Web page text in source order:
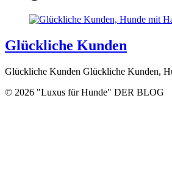
Glückliche Kunden
Glückliche Kunden Glückliche
© 2026 "Luxus für Hunde" DER BLOG